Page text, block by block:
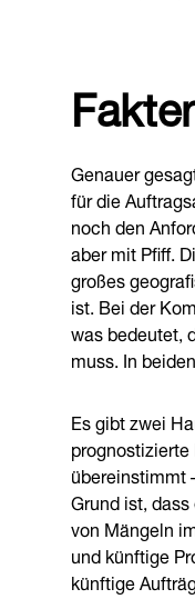
Genauer
für die
noch den
aber mit Pfiff.
großes
ist. Bei der
was bedeutet,
muss. In
Es gibt zwei
übereinstimmt
Grund ist,
von Mängeln
und künftige
künftige